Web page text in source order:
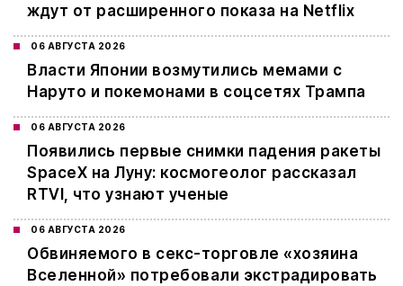
ждут от расширенного показа на Netflix
06 АВГУСТА 2026
Власти Японии возмутились мемами с
Наруто и покемонами в соцсетях Трампа
06 АВГУСТА 2026
Появились первые снимки падения ракеты
SpaceX на Луну: космогеолог рассказал
RTVI, что узнают ученые
06 АВГУСТА 2026
Обвиняемого в секс-торговле «хозяина
Вселенной» потребовали экстрадировать